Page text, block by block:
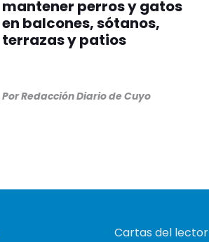
mantener perros y gatos
en balcones, sótanos,
terrazas y patios
PorRedacción Diario de Cuyo
Cartas del lector